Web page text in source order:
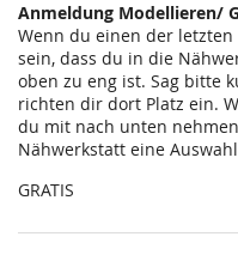
Anmeldung Modellieren/
Wenn du einen der letzten
sein, dass du in die
oben zu eng ist. Sag bitte
richten dir dort Platz ein.
du mit nach unten
Nähwerkstatt eine
GRATIS